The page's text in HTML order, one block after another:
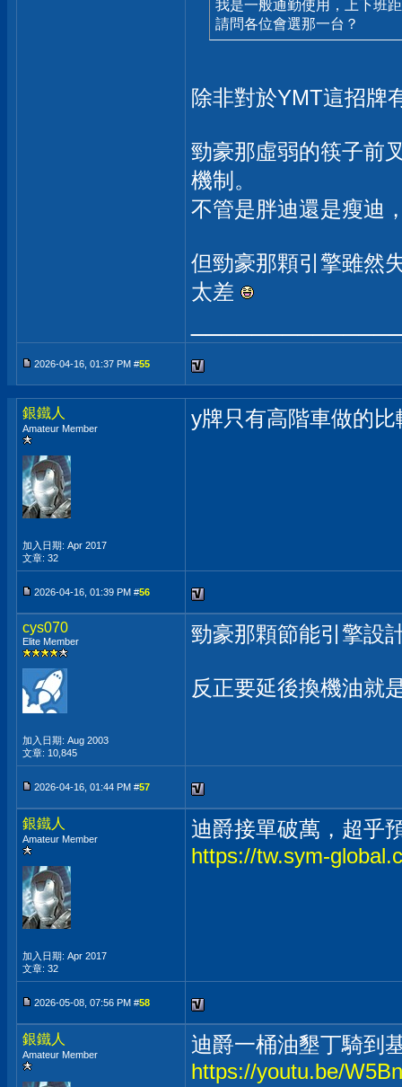
我是一般通勤使用，上下班
請問各位會選那一台？
除非對於YMT這招牌
勁豪那虛弱的筷子前
機制。
不管是胖迪還是瘦迪
但勁豪那顆引擎雖然
太差
2026-04-16, 01:37 PM #55
銀鐵人
Amateur Member
加入日期: Apr 2017
文章: 32
y牌只有高階車做的
2026-04-16, 01:39 PM #56
cys070
Elite Member
加入日期: Aug 2003
文章: 10,845
勁豪那顆節能引擎設
反正要延後換機油就
2026-04-16, 01:44 PM #57
銀鐵人
Amateur Member
加入日期: Apr 2017
文章: 32
迪爵接單破萬，超乎
https://tw.sym-
2026-05-08, 07:56 PM #58
銀鐵人
Amateur Member
迪爵一桶油墾丁騎到
https://youtu.be/